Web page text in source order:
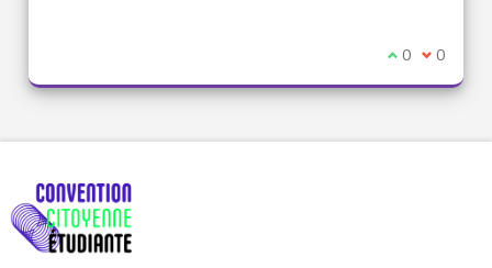
Je suis
0 Je ne
0